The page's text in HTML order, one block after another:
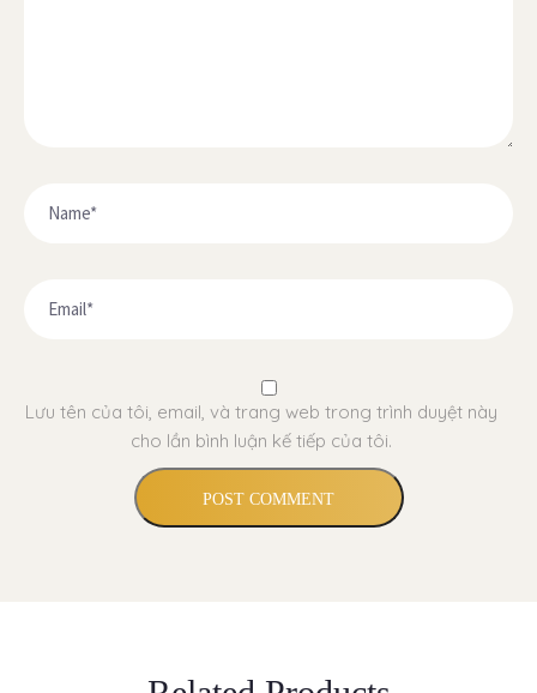
Lưu tên của tôi, email, và trang web trong trình duyệt này
cho lần bình luận kế tiếp của tôi.